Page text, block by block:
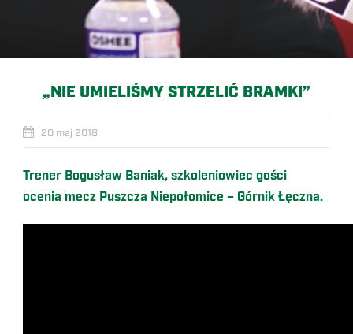
„NIE UMIELIŚMY STRZELIĆ BRAMKI”
20 maj 2018
Trener Bogusław Baniak, szkoleniowiec gości
ocenia mecz Puszcza Niepołomice – Górnik Łęczna.